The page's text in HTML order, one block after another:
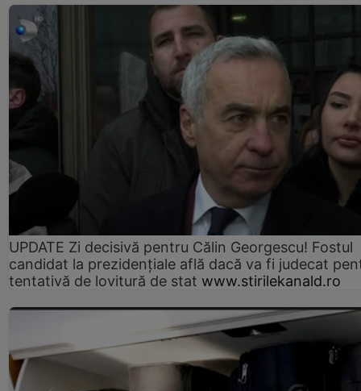
UPDATE Zi decisivă pentru Călin Georgescu! Fostul
candidat la prezidențiale află dacă va fi judecat
tentativă de lovitură de stat www.stirilekanald.ro